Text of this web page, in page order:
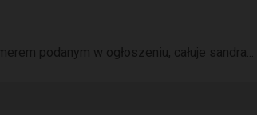
podanym w ogłoszeniu, całuje sandra...